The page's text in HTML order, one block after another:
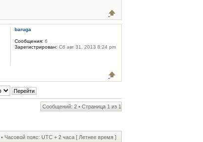
baruga
Сообщения: 6
Зарегистрирован: Сб авг 31, 2013 8:24 pm
Сообщений: 2 • Страница 1 из 1
• Часовой пояс: UTC + 2 часа [ Летнее время ]